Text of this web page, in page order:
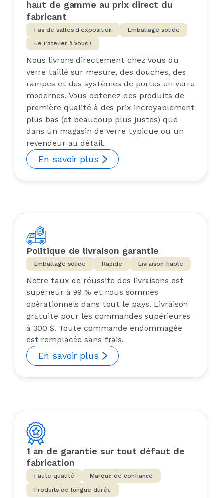
haut de gamme au prix direct du
fabricant
Pas de salles d'exposition
Emballage solide
De l'atelier à vous !
Nous livrons directement chez vous du
verre taillé sur mesure, des douches, des
rampes et des systèmes de portes en verre
modernes. Vous obtenez des produits de
première qualité à des prix incroyablement
plus bas (et beaucoup plus justes) que
dans un magasin de verre typique ou un
revendeur au détail.
En savoir plus
Politique de livraison garantie
Emballage solide Rapide Livraison fiable
Notre taux de réussite des livraisons est
supérieur à 99 % et nous sommes
opérationnels dans tout le pays. Livraison
gratuite pour les commandes supérieures
à 300 $. Toute commande endommagée
est remplacée sans frais.
En savoir plus
1 an de garantie sur tout défaut de
fabrication
Haute qualité
Marque de confiance
Produits de longue durée